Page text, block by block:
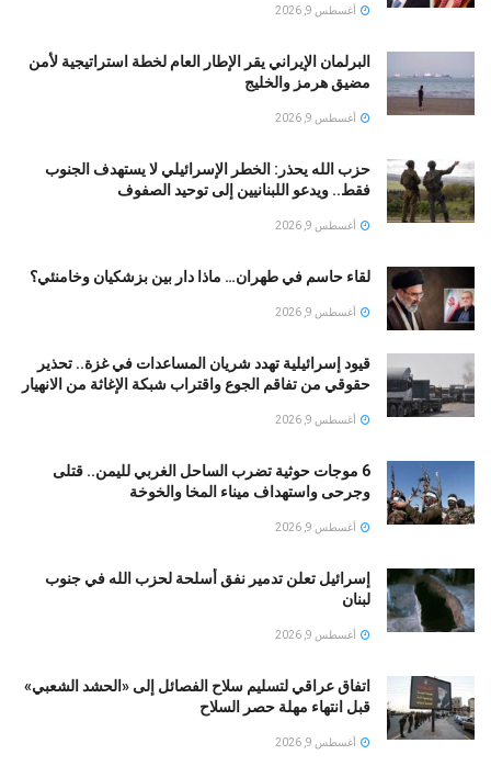
أغسطس 9, 2026
البرلمان الإيراني يقر الإطار العام لخطة استراتيجية لأمن
مضيق هرمز والخليج
أغسطس 9, 2026
حزب الله يحذر: الخطر الإسرائيلي لا يستهدف الجنوب
فقط.. ويدعو اللبنانيين إلى توحيد الصفوف
أغسطس 9, 2026
لقاء حاسم في طهران… ماذا دار بين بزشكيان وخامنئي؟
أغسطس 9, 2026
قيود إسرائيلية تهدد شريان المساعدات في غزة.. تحذير
حقوقي من تفاقم الجوع واقتراب شبكة الإغاثة من الانهيار
أغسطس 9, 2026
6 موجات حوثية تضرب الساحل الغربي لليمن.. قتلى
وجرحى واستهداف ميناء المخا والخوخة
أغسطس 9, 2026
إسرائيل تعلن تدمير نفق أسلحة لحزب الله في جنوب
لبنان
أغسطس 9, 2026
اتفاق عراقي لتسليم سلاح الفصائل إلى «الحشد الشعبي»
قبل انتهاء مهلة حصر السلاح
أغسطس 9, 2026